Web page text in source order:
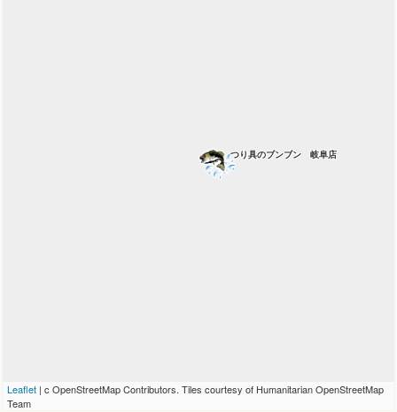
つり具のブンブン 岐阜店
Leaflet | c OpenStreetMap Contributors. Tiles courtesy of Humanitarian OpenStreetMap
Team